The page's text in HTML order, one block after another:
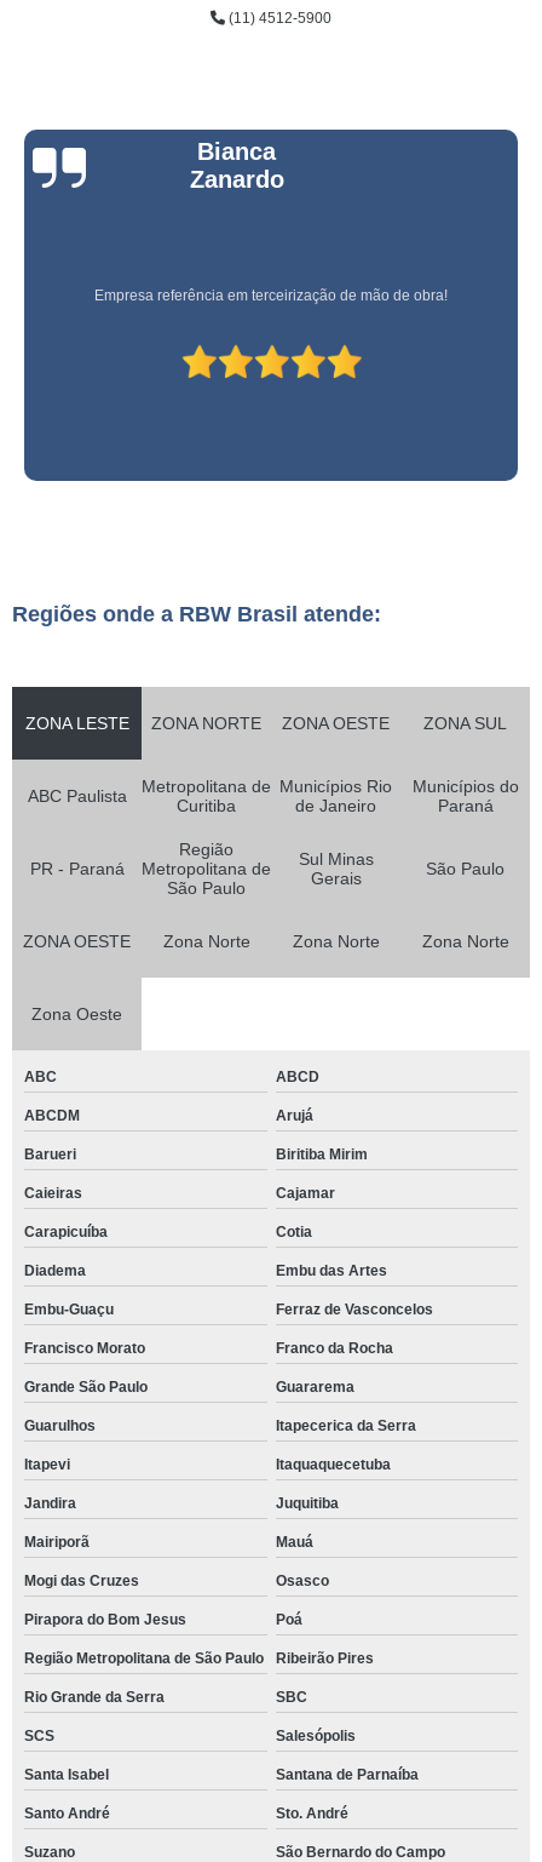
(11) 4512-5900
Bianca
Zanardo
Empresa referência em terceirização de mão de obra!
Regiões onde a RBW Brasil atende:
ZONA LESTE ZONA NORTE ZONA OESTE ZONA SUL
ABC Paulista
Metropolitana de
Curitiba
Municípios Rio
de Janeiro
Municípios do
Paraná
PR - Paraná
Região
Metropolitana de
São Paulo
Sul Minas
Gerais
São Paulo
ZONA OESTE Zona Norte Zona Norte Zona Norte
Zona Oeste
ABC ABCD
ABCDM Arujá
Barueri Biritiba Mirim
Caieiras Cajamar
Carapicuíba Cotia
Diadema Embu das Artes
Embu-Guaçu Ferraz de Vasconcelos
Francisco Morato Franco da Rocha
Grande São Paulo Guararema
Guarulhos Itapecerica da Serra
Itapevi Itaquaquecetuba
Jandira Juquitiba
Mairiporã Mauá
Mogi das Cruzes Osasco
Pirapora do Bom Jesus Poá
Região Metropolitana de São Paulo Ribeirão Pires
Rio Grande da Serra SBC
SCS Salesópolis
Santa Isabel Santana de Parnaíba
Santo André Sto. André
Suzano São Bernardo do Campo